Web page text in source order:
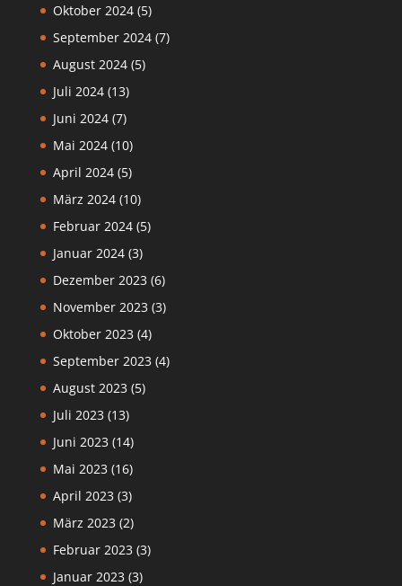
Oktober 2024(5)
September 2024(7)
August 2024(5)
Juli 2024(13)
Juni 2024(7)
Mai 2024(10)
April 2024(5)
März 2024(10)
Februar 2024(5)
Januar 2024(3)
Dezember 2023 (6)
November 2023 (3)
Oktober 2023 (4)
September 2023 (4)
August 2023 (5)
Juli 2023 (13)
Juni 2023 (14)
Mai 2023 (16)
April 2023 (3)
März 2023 (2)
Februar 2023 (3)
Januar 2023 (3)